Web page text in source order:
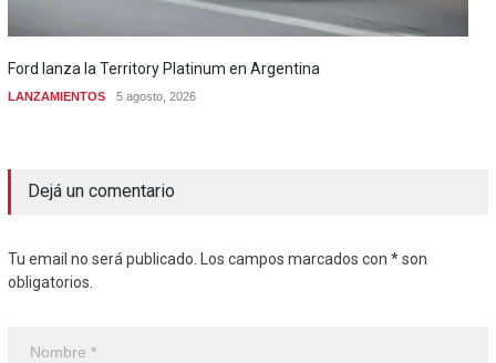
Ford lanza la Territory Platinum en Argentina
LANZAMIENTOS 5 agosto, 2026
Dejá un comentario
Tu email no será publicado. Los campos marcados con * son
obligatorios.